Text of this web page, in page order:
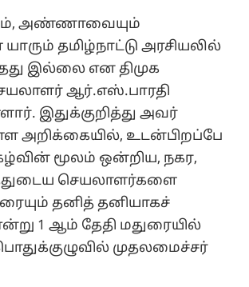
அண்ணாவையும்
தமிழ்நாட்டு அரசியலில்
இல்லை என திமுக
ஆர்.எஸ்.பாரதி
இதுக்குறித்து அவர்
அறிக்கையில், உடன்பிறப்பே
மூலம் ஒன்றிய, நகர,
செயலாளர்களை
தனித் தனியாகச்
1 ஆம் தேதி மதுரையில்
முதலமைச்சர்